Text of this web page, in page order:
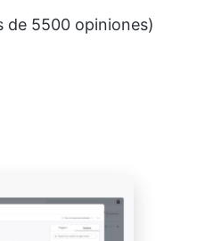
de 5500 opiniones)